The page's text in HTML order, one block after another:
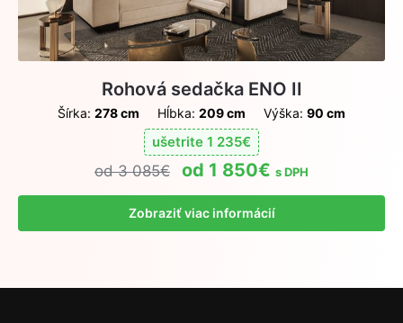
Rohová sedačka ENO II
Šírka: 278 cm Hĺbka: 209 cm Výška: 90 cm
ušetrite 1 235€
3 085€ 1 850€ s DPH
Zobraziť viac informácií